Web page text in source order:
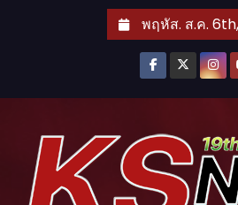
พฤหัส. ส.ค.